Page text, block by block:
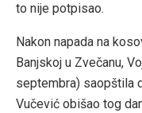
to nije potpisao.
Nakon napada na
Banjskoj u Zvečanu,
septembra) saopštila
Vučević obišao tog